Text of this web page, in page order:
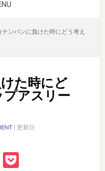
ンパンに負けた時にどう考え
た時にど
プアスリー
| 更新日
Pocket